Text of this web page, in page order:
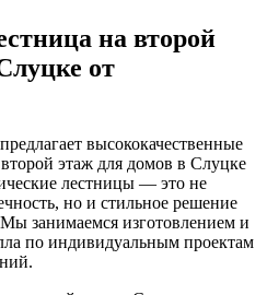
на второй
от
высококачественные
этаж для домов в Слуцке
лестницы — это не
но и стильное решение
занимаемся изготовлением и
по индивидуальным проектам